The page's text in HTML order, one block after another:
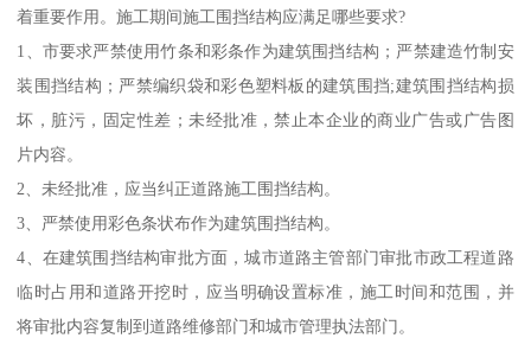
着重要作用。施工期间施工围挡结构应满足哪些要求?
1、市要求严禁使用竹条和彩条作为建筑围挡结构；严禁建造竹制安
装围挡结构；严禁编织袋和彩色塑料板的建筑围挡;建筑围挡结构损
坏，脏污，固定性差；未经批准，禁止本企业的商业广告或广告图
片内容。
2、未经批准，应当纠正道路施工围挡结构。
3、严禁使用彩色条状布作为建筑围挡结构。
4、在建筑围挡结构审批方面，城市道路主管部门审批市政工程道路
临时占用和道路开挖时，应当明确设置标准，施工时间和范围，并
将审批内容复制到道路维修部门和城市管理执法部门。